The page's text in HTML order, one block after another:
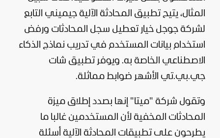
المثال، يتيح تطبيق المحادثة الآلية جيميني التابع
لشركة جوجل خيار تعطيل سجل المحادثات ورفض
استخدام بيانات المستخدم في تدريب نماذج الذكاء
الاصطناعي الخاصة به. ويوفر تطبيق شات
جي.بي.تي الأشهر ضوابط مماثلة.
وتقول شركة "ميتا" إنها بصدد إطلاق ميزة
المحادثات المخفية لأن المستخدمين غالبا ما
يطرحون على تطبيقات المحادثة الآلية أسئلة